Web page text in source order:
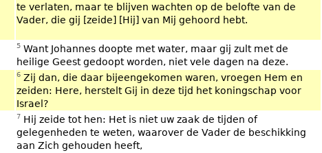
te verlaten, maar te blijven wachten op de belofte van de
Vader, die gij [zeide] [Hij] van Mij gehoord hebt.
5 Want Johannes doopte met water, maar gij zult met de
heilige Geest gedoopt worden, niet vele dagen na deze.
6 Zij dan, die daar bijeengekomen waren, vroegen Hem en
zeiden: Here, herstelt Gij in deze tijd het koningschap voor
Israel?
7 Hij zeide tot hen: Het is niet uw zaak de tijden of
gelegenheden te weten, waarover de Vader de beschikking
aan Zich gehouden heeft,